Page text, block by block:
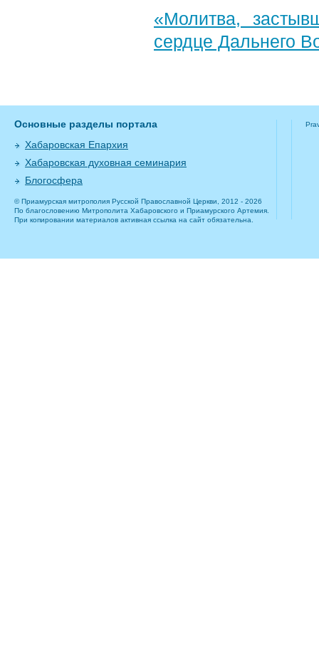
«Молитва,
сердце Дальнего
Основные разделы портала
Хабаровская Епархия
Хабаровская духовная семинария
Блогосфера
© Приамурская митрополия Русской Православной Церкви, 2012 - 2026
По благословению Митрополита Хабаровского и Приамурского Артемия.
При копировании материалов активная ссылка на сайт обязательна.